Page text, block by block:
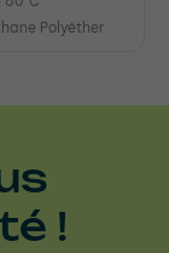
Polyéther
!